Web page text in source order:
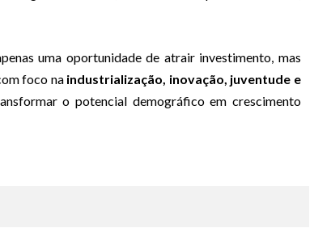
uma oportunidade de atrair investimento, mas
foco na industrialização, inovação, juventude e
o potencial demográfico em crescimento